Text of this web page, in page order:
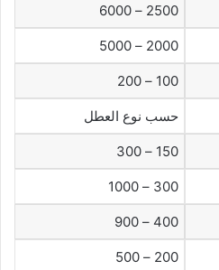
2500 – 6000
2000 – 5000
100 – 200
حسب نوع العطل
150 – 300
300 – 1000
400 – 900
200 – 500